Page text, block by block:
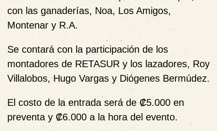
con las ganaderías, Noa, Los Amigos,
Montenar y R.A.
Se contará con la participación de los
montadores de RETASUR y los lazadores, Roy
Villalobos, Hugo Vargas y Diógenes Bermúdez.
El costo de la entrada será de ₡5.000 en
preventa y ₡6.000 a la hora del evento.